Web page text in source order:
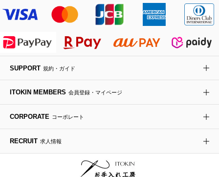
MK MICHEL KLEIN BAG
HIROKO KOSHINO
re:edition project 165
ライダースジャケット
デニムジャケット
ダウンジャケット・コート
その他のコート・ブルゾン
ハンカチ・バンダナ
手袋
チャーム・ストラップ
傘・日傘
バックパック・リュック
ボディバッグ・メッセンジャーバッグ
トラベルバッグ
ビジネスバッグ
その他のバッグ
フラットシューズ
ローファー
ドレスシューズ
サンダル・ミュール
その他のシューズ
カサブランカ・カラー
ラナンキュラス
ポプリアレンジ＆フレグランス
その他のアートフラワー
SUPPORT 規約・ガイド
ITOKIN MEMBERS 会員登録・マイページ
CORPORATE コーポレート
RECRUIT 求人情報